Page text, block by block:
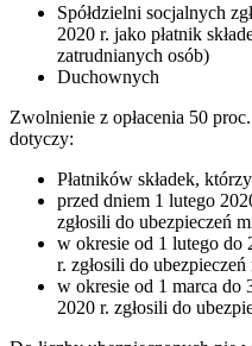
Spółdzielni socjalnych
2020 r. jako płatnik
zatrudnianych osób)
Duchownych
Zwolnienie z opłacenia 50
dotyczy:
Płatników składek,
przed dniem 1 lutego
zgłosili do ubezpieczeń
w okresie od 1 lutego do
r. zgłosili do
w okresie od 1 marca do
2020 r. zgłosili do